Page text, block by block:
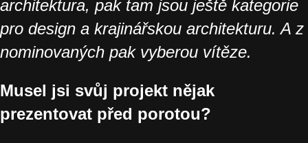
architektura, pak tam jsou ještě kategorie
pro design a krajinářskou architekturu. A z
nominovaných pak vyberou vítěze.
Musel jsi svůj projekt nějak
prezentovat před porotou?